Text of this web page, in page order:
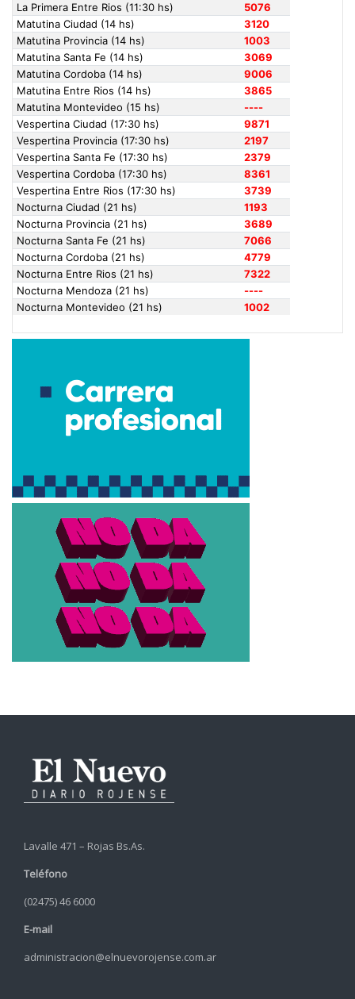
Lavalle 471 – Rojas Bs.As.
Teléfono
(02475) 46 6000
E-mail
administracion@elnuevorojense.com.ar